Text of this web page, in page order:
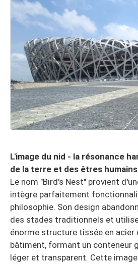
L'image du nid - la résonance
de la terre et des êtres humains
Le nom "Bird's Nest" provient
intègre parfaitement
philosophie. Son design
des stades traditionnels et
énorme structure tissée en acier
bâtiment, formant un conteneur
léger et transparent. Cette